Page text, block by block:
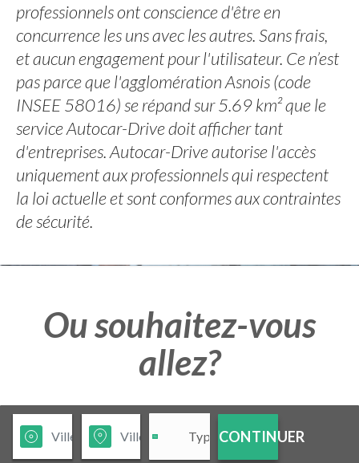
professionnels ont conscience d'être en
concurrence les uns avec les autres. Sans frais,
et aucun engagement pour l'utilisateur. Ce n’est
pas parce que l'agglomération Asnois (code
INSEE 58016) se répand sur 5.69 km² que le
service Autocar-Drive doit afficher tant
d'entreprises. Autocar-Drive autorise l'accès
uniquement aux professionnels qui respectent
la loi actuelle et sont conformes aux contraintes
de sécurité.
Ou souhaitez-vous
allez?
CONTINUER